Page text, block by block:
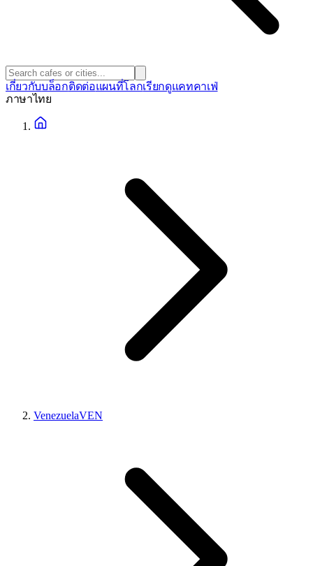
เกี่ยวกับบล็อกติดต่อแผนที่โลกเรียกดูแคทคาเฟ่
ภาษาไทย
VenezuelaVEN